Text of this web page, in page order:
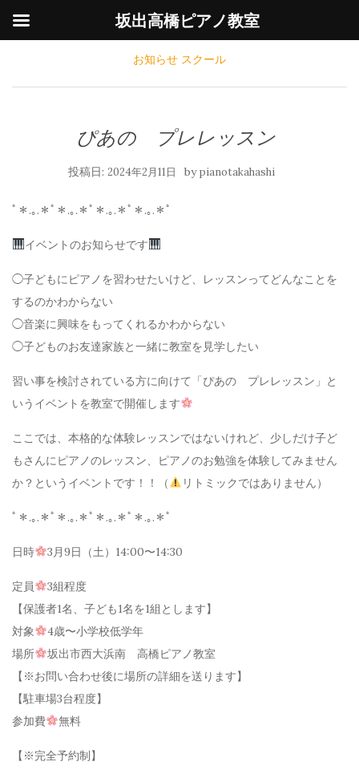
お知らせ スクール
ぴあの プレレッスン
投稿日: 2024年2月11日 bypianotakahashi
ﾟ＊.｡.＊ﾟ＊.｡.＊ﾟ＊.｡.＊ﾟ＊.｡.＊ﾟ
イベントのお知らせです
◯子どもにピアノを習わせたいけど、レッスンってどんなことを
するのかわからない
◯音楽に興味をもってくれるかわからない
◯子どものお友達家族と一緒に教室を見学したい
習い事を検討されている方に向けて「ぴあの プレレッスン」と
いうイベントを教室で開催します
ここでは、本格的な体験レッスンではないけれど、少しだけ子ど
もさんにピアノのレッスン、ピアノのお勉強を体験してみません
か？というイベントです！！（
リトミックではありません）
ﾟ＊.｡.＊ﾟ＊.｡.＊ﾟ＊.｡.＊ﾟ＊.｡.＊ﾟ
日時 3月9日（土）14:00〜14:30
定員
3組程度
【保護者1名、子ども1名を1組とします】
対象
4歳〜小学校低学年
場所
坂出市西大浜南 高橋ピアノ教室
【※お問い合わせ後に場所の詳細を送ります】
【駐車場3台程度】
参加費
無料
【※完全予約制】
坂出高橋ピアノ教室